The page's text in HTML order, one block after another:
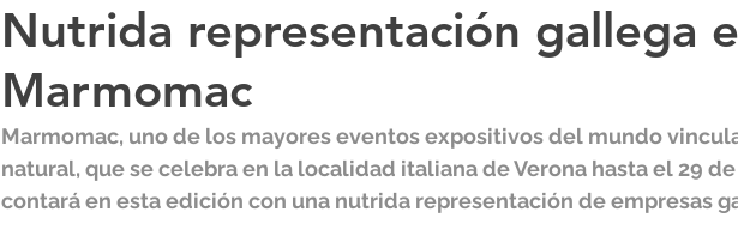
Nutrida representación gallega
Marmomac
Marmomac, uno de los mayores eventos expositivos del mundo
natural, que se celebra en la localidad italiana de Verona hasta el 29
contará en esta edición con una nutrida representación de empresas